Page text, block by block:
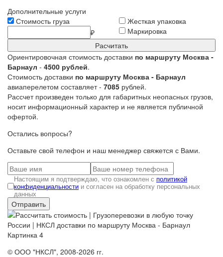
Дополнительные услуги
Стоимость груза
₽
Жесткая упаковка
Маркировка
Расчитать
Ориентировочная стоимость доставки по маршруту Москва -
Барнаул - 4500 рублей.
Стоимость доставки по маршруту Москва - Барнаул
авиаперелетом составляет - 7085 рублей.
Рассчет произведен только для габаритных неопасных грузов,
носит информационный характер и не является публичной
офертой.
Остались вопросы?
Оставьте свой телефон и наш менеджер свяжется с Вами.
Настоящим я подтверждаю, что ознакомлен с политикой
конфиденциальности и согласен на обработку персональных
данных
© ООО "НКСЛ", 2008-2026 гг.